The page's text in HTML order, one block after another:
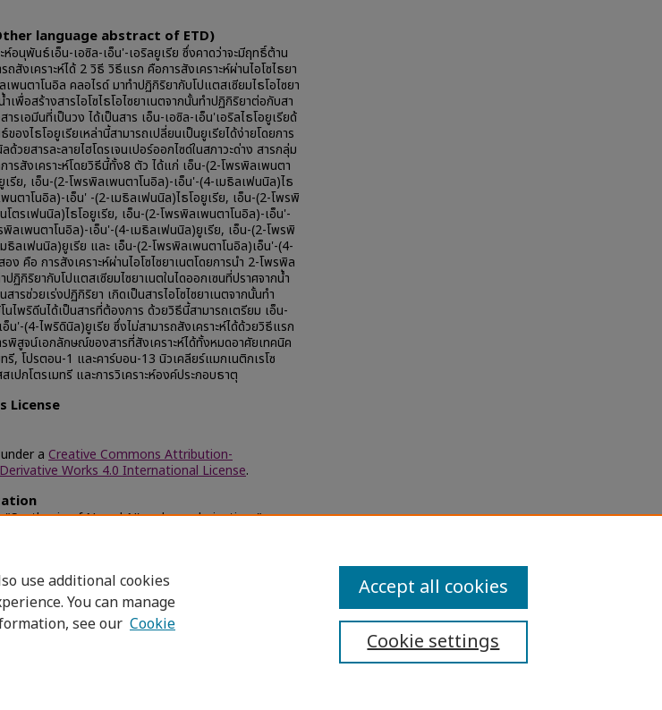
language abstract of ETD)
ห์อนุพันธ์เอ็น-เอซิล-เอ็น'-เอริลยูเรีย ซึ่งคาดว่าจะมีฤทธิ์ต้าน
ถสังเคราะห์ได้ 2 วิธี วิธีแรก คือการสังเคราะห์ผ่านไอโซไธยา
พนตาโนอิล คลอไรด์ มาทำปฏิกิริยากับโปแตสเซียมไธโอไซยา
ำเพื่อสร้างสารไอโซไธโอไซยาเนตจากนั้นทำปฏิกิริยาต่อกับสา
รเอมีนที่เป็นวง ได้เป็นสาร เอ็น-เอซิล-เอ็น'เอริลไธโอยูเรียด้
องไธโอยูเรียเหล่านี้สามารถเปลี่ยนเป็นยูเรียได้ง่ายโดยการ
วยสารละลายไฮโดรเจนเปอร์ออกไซด์ในสภาวะด่าง สารกลุ่ม
ารสังเคราะห์โดยวิธีนี้ทั้ง8 ตัว ได้แก่ เอ็น-(2-โพรพิลเพนตา
เรีย, เอ็น-(2-โพรพิลเพนตาโนอิล)-เอ็น'-(4-เมธิลเฟนนิล)ไธ
นตาโนอิล)-เอ็น' -(2-เมธิลเฟนนิล)ไธโอยูเรีย, เอ็น-(2-โพรพิ
โตรเฟนนิล)ไธโอยูเรีย, เอ็น-(2-โพรพิลเพนตาโนอิล)-เอ็น'-
พิลเพนตาโนอิล)-เอ็น'-(4-เมธิลเฟนนิล)ยูเรีย, เอ็น-(2-โพรพิ
ธิลเฟนนิล)ยูเรีย และ เอ็น-(2-โพรพิลเพนตาโนอิล)เอ็น'-(4-
ง คือ การสังเคราะห์ผ่านไอโซไซยาเนตโดยการนำ 2-โพรพิล
ฏิกิริยากับโปแตสเซียมไซยาเนตในไดออกเซนที่ปราศจากน้ำ
ารช่วยเร่งปฏิกิริยา เกิดเป็นสารไอโซไซยาเนตจากนั้นทำ
ไพริดีนได้เป็นสารที่ต้องการ ด้วยวิธีนี้สามารถเตรียม เอ็น-
น'-(4-ไพริดินิล)ยูเรีย ซึ่งไม่สามารถสังเคราะห์ได้ด้วยวิธีแรก
พิสูจน์เอกลักษณ์ของสารที่สังเคราะห์ได้ทั้งหมดอาศัยเทคนิค
รี, โปรตอน-1 และคาร์บอน-13 นิวเคลียร์แมกเนติกเรโซ
เปกโตรเมทรี และการวิเคราะห์องค์ประกอบธาตุ
License
a Creative Commons Attribution-
Works 4.0 International License.
of N-acyl-N'-arylurea derivatives"
Accessibility Statement
use additional cookies
You can manage
see our Cookie
Cookie settings
Accept all cookies